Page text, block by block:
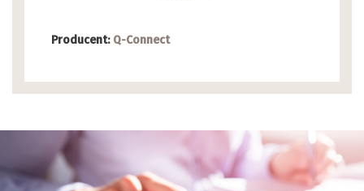
Producent: Q-Connect